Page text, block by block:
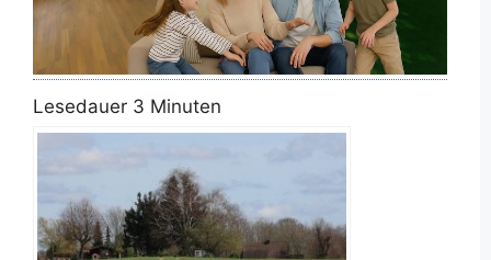
Lesedauer 3 Minuten